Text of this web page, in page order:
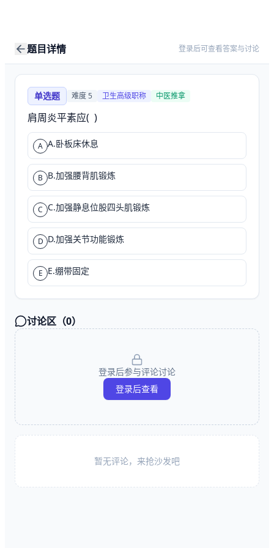
题目详情 登录后可查看答案与讨论
单选题 难度5 卫生高级职称 中医推拿
肩周炎平素应(  )
A A.卧板床休息
B B.加强腰背肌锻炼
C C.加强静息位股四头肌锻炼
D D.加强关节功能锻炼
E E.绷带固定
讨论区（0）
登录后参与评论讨论
登录后查看
暂无评论，来抢沙发吧